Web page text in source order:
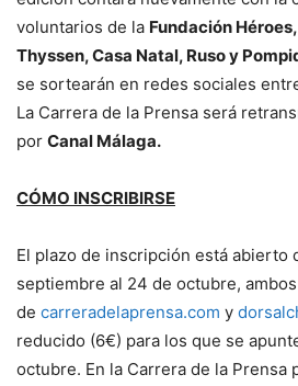
voluntarios de la Fundación Héroes,
Thyssen, Casa Natal, Ruso y
se sortearán en redes sociales
La Carrera de la Prensa será
por Canal Málaga.
CÓMO INSCRIBIRSE
El plazo de inscripción está abierto
septiembre al 24 de octubre,
de carreradelaprensa.com y
reducido (6€) para los que se
octubre. En la Carrera de la Prensa